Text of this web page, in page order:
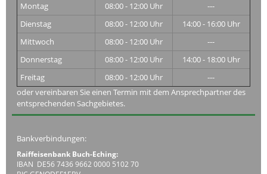
Montag
08:00 - 12:00 Uhr
---
Dienstag
08:00 - 12:00 Uhr
14:00 - 16:00 Uhr
Mittwoch
08:00 - 12:00 Uhr
---
Donnerstag
08:00 - 12:00 Uhr
14:00 - 18:00 Uhr
Freitag
08:00 - 12:00 Uhr
---
oder vereinbaren Sie einen Termin mit dem Ansprechpartner des
entsprechenden Sachgebietes.
Bankverbindungen:
Raiffeisenbank Buch-Eching:
IBAN DE56 7436 9662 0000 5102 70